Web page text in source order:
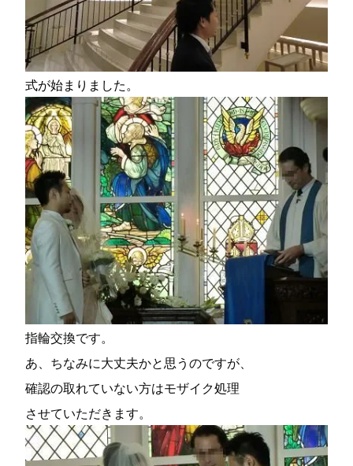
式が始まりました。
指輪交換です。
あ、ちなみに大丈夫かと思うのですが、
確認の取れていない方はモザイク処理
させていただきます。